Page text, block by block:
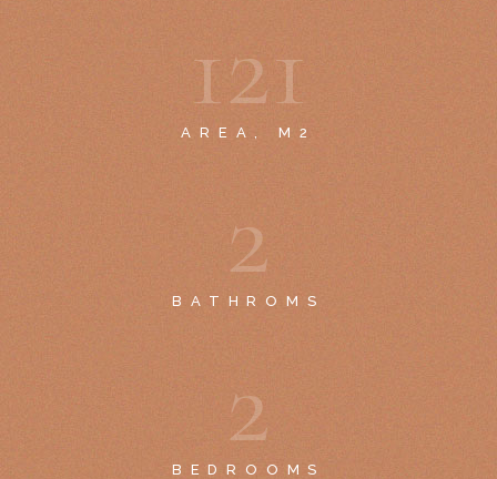
121
AREA, M2
2
BATHROMS
2
BEDROOMS